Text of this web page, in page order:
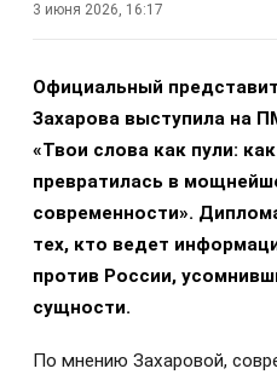
3 июня 2026, 16:17
Официальный
Захарова выступила на
«Твои слова как пули:
превратилась в
современности».
тех, кто ведет
против России,
сущности.
По мнению Захаровой,